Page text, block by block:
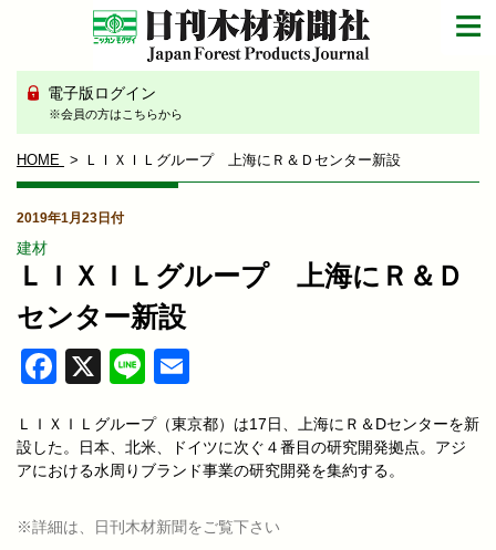
電子版ログイン
※会員の方はこちらから
HOME ＬＩＸＩＬグループ 上海にＲ＆Ｄセンター新設
2019年1月23日付
建材
ＬＩＸＩＬグループ 上海にＲ＆Ｄ
センター新設
Facebook
X Line
ＬＩＸＩＬグループ（東京都）は17日、上海にＲ＆Dセンターを新
設した。日本、北米、ドイツに次ぐ４番目の研究開発拠点。アジ
アにおける水周りブランド事業の研究開発を集約する。
※詳細は、日刊木材新聞をご覧下さい